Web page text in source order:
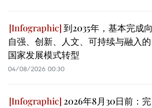
到2035年，基本完成向
自强、创新、人文、可持续与融入的
国家发展模式转型
04/08/2026 00:30
2026年8月30日前：完